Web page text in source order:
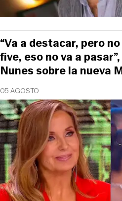
05 AGOSTO
“Va a destacar, pero
five, eso no va a
Nunes sobre la nueva